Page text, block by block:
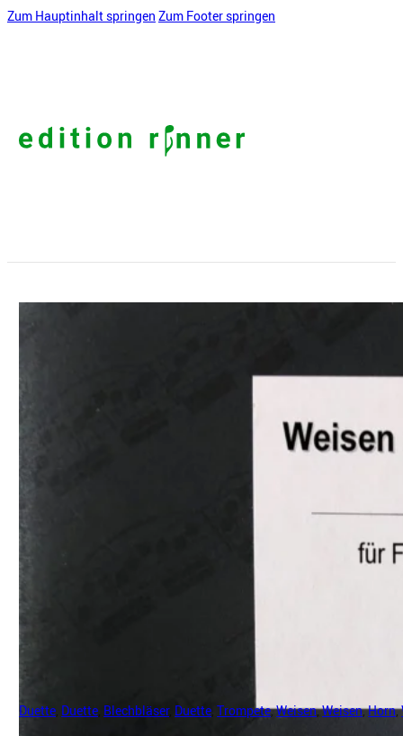
Zum Hauptinhalt springen Zum Footer springen
Duette Duette Blechbläser, Duette ,Trompete,Weisen,Weisen,Horn,